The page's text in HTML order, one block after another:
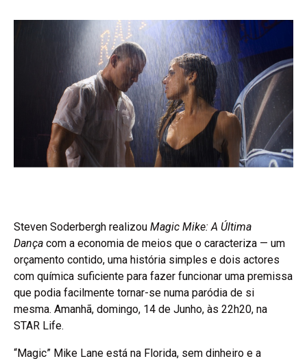
Steven Soderbergh realizou Magic Mike: A Última
Dança com a economia de meios que o caracteriza — um
orçamento contido, uma história simples e dois actores
com química suficiente para fazer funcionar uma premissa
que podia facilmente tornar-se numa paródia de si
mesma. Amanhã, domingo, 14 de Junho, às 22h20, na
STAR Life.
“Magic” Mike Lane está na Florida, sem dinheiro e a